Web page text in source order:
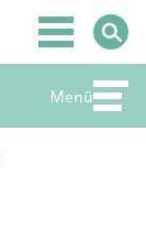
Hauptmenü
Menü